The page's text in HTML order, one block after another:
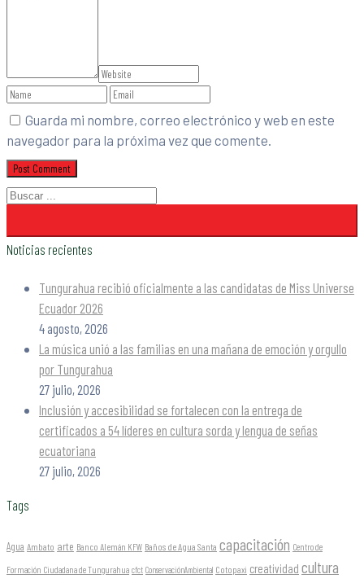
Guarda mi nombre, correo electrónico y web en este
navegador para la próxima vez que comente.
Noticias recientes
Tungurahua recibió oficialmente a las candidatas de Miss Universe
Ecuador 2026
4 agosto, 2026
La música unió a las familias en una mañana de emoción y orgullo
por Tungurahua
27 julio, 2026
Inclusión y accesibilidad se fortalecen con la entrega de
certificados a 54 líderes en cultura sorda y lengua de señas
ecuatoriana
27 julio, 2026
Tags
Agua Ambato arte Banco Alemán KFW Baños de Agua Santa capacitación Centro de
Formación Ciudadana de Tungurahua cfct ConservaciónAmbiental Cotopaxi creatividad cultura